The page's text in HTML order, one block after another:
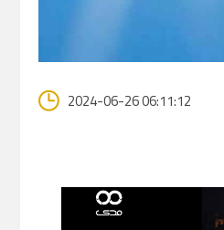
2024-06-26 06:11:12